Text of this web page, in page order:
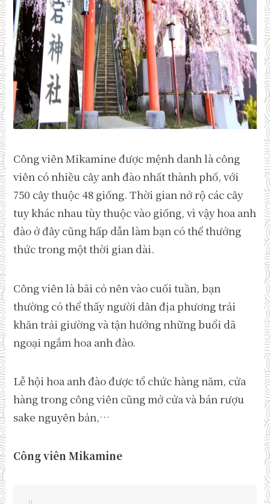
Công viên Mikamine được mệnh danh là công
viên có nhiều cây anh đào nhất thành phố, với
750 cây thuộc 48 giống. Thời gian nở rộ các cây
tuy khác nhau tùy thuộc vào giống, vì vậy hoa anh
đào ở đây cũng hấp dẫn làm bạn có thể thưởng
thức trong một thời gian dài.
Công viên là bãi cỏ nên vào cuối tuần, bạn
thường có thể thấy người dân địa phương trải
khăn trải giường và tận hưởng những buổi dã
ngoại ngắm hoa anh đào.
Lễ hội hoa anh đào được tổ chức hàng năm, cửa
hàng trong công viên cũng mở cửa và bán rượu
sake nguyên bản,…
Công viên Mikamine